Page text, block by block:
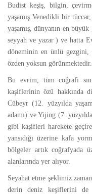
Budist keşiş, bilgin,
yaşamış Venedikli bir
yaşamış, dünyanın en
seyyah ve yazar ) ve hatta
döneminin en ünlü gezgini,
özden yoksun görünmektedir.
Bu evrim, tüm coğrafi
kaşiflerinin özü hakkında
Cübeyr (12. yüzyılda
adamı) ve Yijing (7.
gibi kaşifleri harekete
yansıdığı üzerine kafa
bölgeler artık coğrafyada
alanlarında yer alıyor.
Seyahat etme şeklimiz
derin deniz keşiflerini de